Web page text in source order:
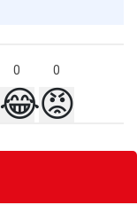
0 0
😂😡